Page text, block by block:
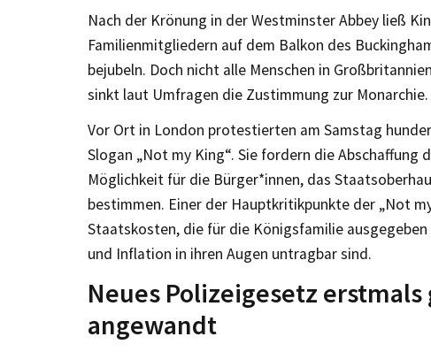
Nach der Krönung in der Westminster Abbey ließ
Familienmitgliedern auf dem Balkon des
bejubeln. Doch nicht alle Menschen in
sinkt laut Umfragen die Zustimmung zur Monarchie.
Vor Ort in London protestierten am Samstag
Slogan „Not my King“. Sie fordern die Abschaffung
Möglichkeit für die Bürger*innen, das
bestimmen. Einer der Hauptkritikpunkte der „Not
Staatskosten, die für die Königsfamilie
und Inflation in ihren Augen untragbar sind.
Neues Polizeigesetz
angewandt